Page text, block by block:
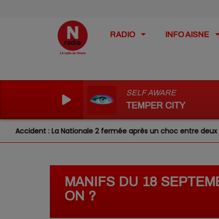
RADIO INFO AISNE
SELF AWARE
TEMPER CITY
Nationale 2 fermée après un choc entre deux véhicules
MANIFS DU 18
ON ?